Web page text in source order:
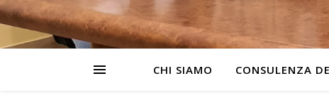
CHI SIAMO CONSULENZA